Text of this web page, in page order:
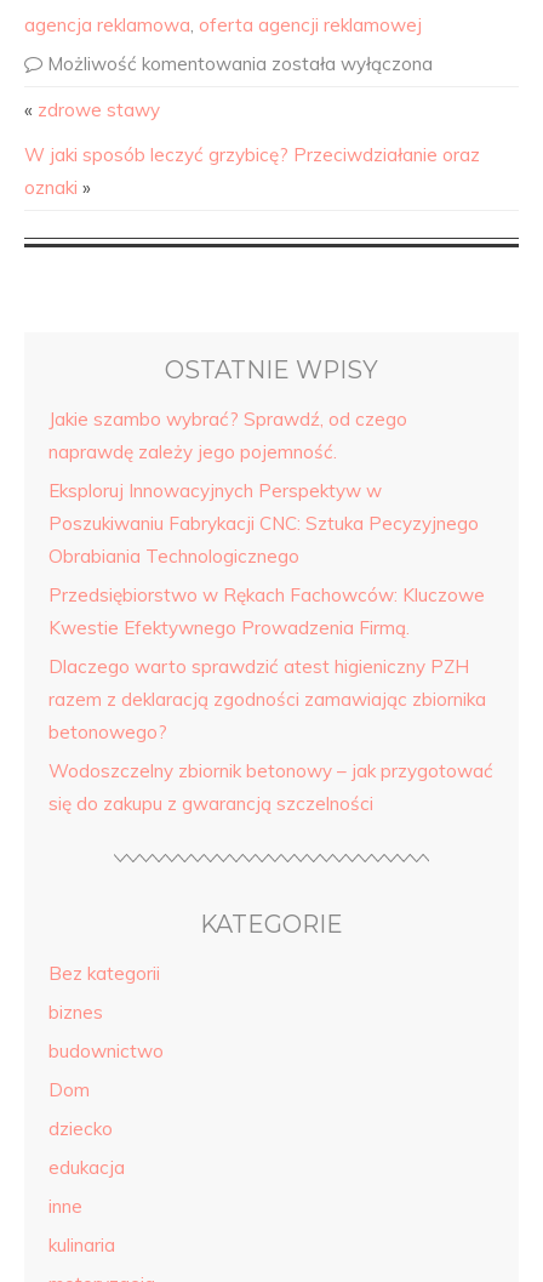
agencja reklamowa, oferta agencji reklamowej
Możliwość komentowania została wyłączona
« zdrowe stawy
W jaki sposób leczyć grzybicę? Przeciwdziałanie oraz
oznaki »
OSTATNIE WPISY
Jakie szambo wybrać? Sprawdź, od czego
naprawdę zależy jego pojemność.
Eksploruj Innowacyjnych Perspektyw w
Poszukiwaniu Fabrykacji CNC: Sztuka Pecyzyjnego
Obrabiania Technologicznego
Przedsiębiorstwo w Rękach Fachowców: Kluczowe
Kwestie Efektywnego Prowadzenia Firmą.
Dlaczego warto sprawdzić atest higieniczny PZH
razem z deklaracją zgodności zamawiając zbiornika
betonowego?
Wodoszczelny zbiornik betonowy – jak przygotować
się do zakupu z gwarancją szczelności
KATEGORIE
Bez kategorii
biznes
budownictwo
Dom
dziecko
edukacja
inne
kulinaria